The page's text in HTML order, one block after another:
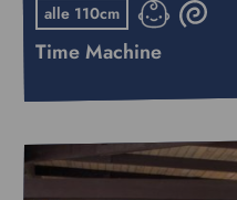
alle 110cm
Time Machine